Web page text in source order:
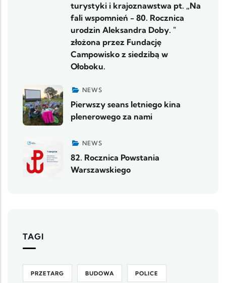
turystyki i krajoznawstwa pt. „Na
fali wspomnień - 80. Rocznica
urodzin Aleksandra Doby. "
złożona przez Fundację
Campowisko z siedzibą w
Ołoboku.
NEWS
Pierwszy seans letniego kina
plenerowego za nami
NEWS
82. Rocznica Powstania
Warszawskiego
TAGI
PRZETARG BUDOWA POLICE